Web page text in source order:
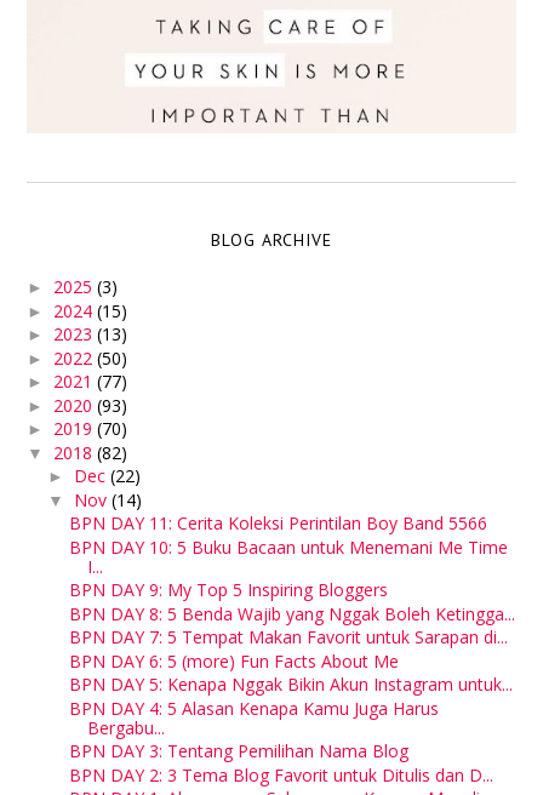
BLOG ARCHIVE
► 2025(3)
► 2024(15)
► 2023(13)
► 2022(50)
► 2021(77)
► 2020(93)
► 2019(70)
▼ 2018(82)
► Dec(22)
▼ Nov(14)
BPN DAY 11: Cerita Koleksi Perintilan Boy Band 5566
BPN DAY 10: 5 Buku Bacaan untuk Menemani Me Time
I...
BPN DAY 9: My Top 5 Inspiring Bloggers
BPN DAY 8: 5 Benda Wajib yang Nggak Boleh Ketingga...
BPN DAY 7: 5 Tempat Makan Favorit untuk Sarapan di...
BPN DAY 6: 5 (more) Fun Facts About Me
BPN DAY 5: Kenapa Nggak Bikin Akun Instagram untuk...
BPN DAY 4: 5 Alasan Kenapa Kamu Juga Harus
Bergabu...
BPN DAY 3: Tentang Pemilihan Nama Blog
BPN DAY 2: 3 Tema Blog Favorit untuk Ditulis dan D...